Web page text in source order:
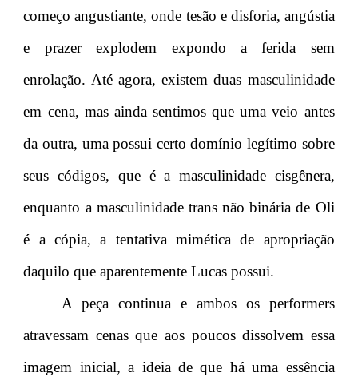
começo angustiante, onde tesão e disforia, angústia
e prazer explodem expondo a ferida sem
enrolação. Até agora, existem duas masculinidade
em cena, mas ainda sentimos que uma veio antes
da outra, uma possui certo domínio legítimo sobre
seus códigos, que é a masculinidade cisgênera,
enquanto a masculinidade trans não binária de Oli
é a cópia, a tentativa mimética de apropriação
daquilo que aparentemente Lucas possui.
A peça continua e ambos os performers
atravessam cenas que aos poucos dissolvem essa
imagem inicial, a ideia de que há uma essência